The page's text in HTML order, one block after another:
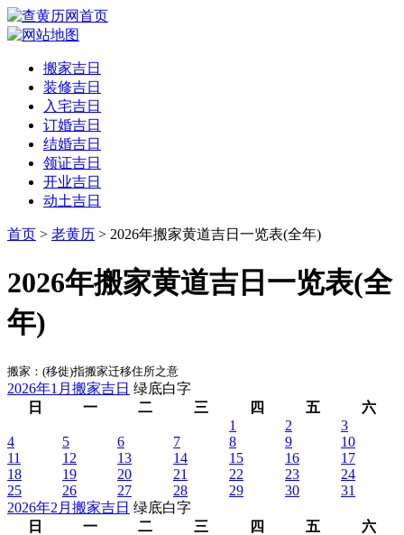
搬家吉日
装修吉日
入宅吉日
订婚吉日
结婚吉日
领证吉日
开业吉日
动土吉日
首页 > 老黄历 > 2026年搬家黄道吉日一览表(全年)
2026年搬家黄道吉日一览表(全
年)
搬家：(移徙)指搬家迁移住所之意
2026年1月搬家吉日 绿底白字
日
一 二 三 四 五
六
1
2
3
4
5 6 7 8 9
10
11
12 13 14 15 16
17
18
19 20 21 22 23
24
25
26 27 28 29 30
31
2026年2月搬家吉日 绿底白字
日
一 二 三 四 五
六